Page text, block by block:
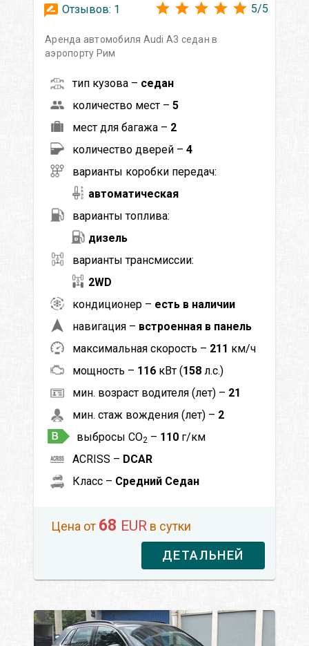
Отзывов: 1 5/5
Аренда автомобиля Audi A3 седан в
аэропорту Рим
тип кузова – седан
количество мест – 5
мест для багажа – 2
количество дверей – 4
варианты коробки передач:
автоматическая
варианты топлива:
дизель
варианты трансмиссии:
2WD
кондиционер – есть в наличии
навигация – встроенная в панель
максимальная скорость – 211 км/ч
мощность – 116 кВт (158 л.с.)
мин. возраст водителя (лет) – 21
мин. стаж вождения (лет) – 2
выбросы CO2 – 110 г/км
ACRISS – DCAR
Класс – Средний Седан
Цена от 68 EUR в сутки
ДЕТАЛЬНЕЙ